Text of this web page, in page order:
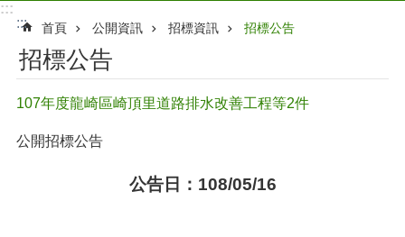
:::
:::
首頁 公開資訊 招標資訊 招標公告
招標公告
107年度龍崎區崎頂里道路排水改善工程等2件
公開招標公告
公告日：108/05/16